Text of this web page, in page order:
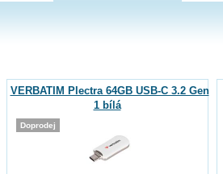
VERBATIM Plectra 64GB USB-C 3.2 Gen
1 bílá
Doprodej